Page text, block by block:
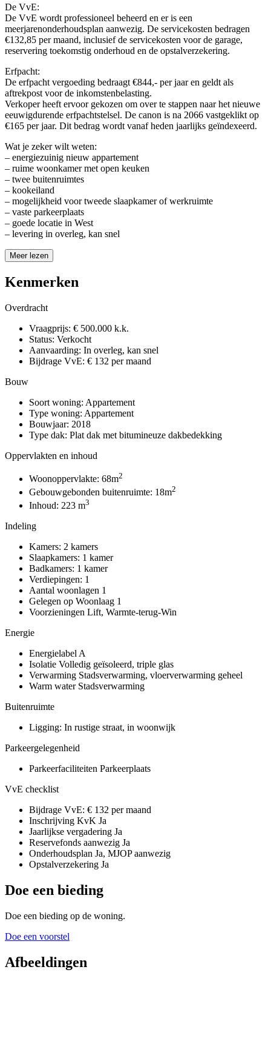
De VvE:
De VvE wordt professioneel beheerd en er is een
meerjarenonderhoudsplan aanwezig. De servicekosten bedragen
€132,85 per maand, inclusief de servicekosten voor de garage,
reservering toekomstig onderhoud en de opstalverzekering.
Erfpacht:
De erfpacht vergoeding bedraagt €844,- per jaar en geldt als
aftrekpost voor de inkomstenbelasting.
Verkoper heeft ervoor gekozen om over te stappen naar het nieuwe
eeuwigdurende erfpachtstelsel. De canon is na 2066 vastgeklikt op
€165 per jaar. Dit bedrag wordt vanaf heden jaarlijks geïndexeerd.
Wat je zeker wilt weten:
– energiezuinig nieuw appartement
– ruime woonkamer met open keuken
– twee buitenruimtes
– kookeiland
– mogelijkheid voor tweede slaapkamer of werkruimte
– vaste parkeerplaats
– goede locatie in West
– levering in overleg, kan snel
Meer lezen
Kenmerken
Overdracht
Vraagprijs: € 500.000 k.k.
Status: Verkocht
Aanvaarding: In overleg, kan snel
Bijdrage VvE: € 132 per maand
Bouw
Soort woning: Appartement
Type woning: Appartement
Bouwjaar: 2018
Type dak: Plat dak met bitumineuze dakbedekking
Oppervlakten en inhoud
Woonoppervlakte: 68m2
Gebouwgebonden buitenruimte: 18m2
Inhoud: 223 m3
Indeling
Kamers: 2 kamers
Slaapkamers: 1 kamer
Badkamers: 1 kamer
Verdiepingen: 1
Aantal woonlagen 1
Gelegen op Woonlaag 1
Voorzieningen Lift, Warmte-terug-Win
Energie
EnergielabelA
Isolatie Volledig geïsoleerd, triple glas
Verwarming Stadsverwarming, vloerverwarming geheel
Warm water Stadsverwarming
Buitenruimte
Ligging: In rustige straat, in woonwijk
Parkeergelegenheid
Parkeerfaciliteiten Parkeerplaats
VvE checklist
Bijdrage VvE: € 132 per maand
Inschrijving KvK Ja
Jaarlijkse vergadering Ja
Reservefonds aanwezig Ja
Onderhoudsplan Ja, MJOP aanwezig
Opstalverzekering Ja
Doe een bieding
Doe een bieding op de woning.
Doe een voorstel
Afbeeldingen